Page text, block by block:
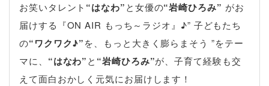
お笑いタレント “はなわ”と女優の“岩崎ひろみ” がお
届けする『ON AIR もっち～ラジオ』♪” 子どもたち
の“ワクワク♪”を、もっと大きく膨らまそう ”をテー
マに、 “はなわ”と “岩崎ひろみ”が、子育て経験も交
えて面白おかしく元気にお届けします！